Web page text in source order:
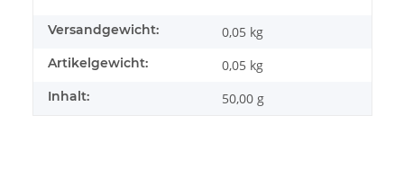
Versandgewicht: 0,05 kg
Artikelgewicht: 0,05 kg
Inhalt: 50,00 g